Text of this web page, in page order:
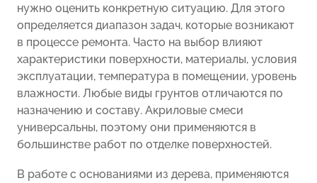
нужно оценить конкретную ситуацию. Для этого
определяется диапазон задач, которые возникают
в процессе ремонта. Часто на выбор влияют
характеристики поверхности, материалы, условия
эксплуатации, температура в помещении, уровень
влажности. Любые виды грунтов отличаются по
назначению и составу. Акриловые смеси
универсальны, поэтому они применяются в
большинстве работ по отделке поверхностей.
В работе с основаниями из дерева, применяются